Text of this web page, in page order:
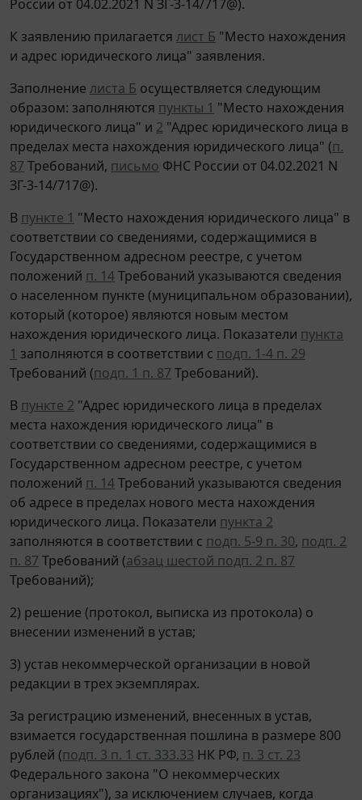
России от 04.02.2021 N ЗГ-3-14/717@).
К заявлению прилагается лист Б "Место нахождения
и адрес юридического лица" заявления.
Заполнение листа Б осуществляется следующим
образом: заполняются пункты 1 "Место нахождения
юридического лица" и 2 "Адрес юридического лица в
пределах места нахождения юридического лица" (п.
87 Требований, письмо ФНС России от 04.02.2021 N
ЗГ-3-14/717@).
В пункте 1 "Место нахождения юридического лица" в
соответствии со сведениями, содержащимися в
Государственном адресном реестре, с учетом
положений п. 14Требований указываются сведения
о населенном пункте (муниципальном образовании),
который (которое) являются новым местом
нахождения юридического лица. Показатели пункта
1 заполняются в соответствии с подп. 1-4 п. 29
Требований (подп. 1 п. 87 Требований).
В пункте 2 "Адрес юридического лица в пределах
места нахождения юридического лица" в
соответствии со сведениями, содержащимися в
Государственном адресном реестре, с учетом
положений п. 14Требований указываются сведения
об адресе в пределах нового места нахождения
юридического лица. Показатели пункта 2
заполняются в соответствии с подп. 5-9 п. 30, подп. 2
п. 87 Требований (абзац шестой подп. 2 п. 87
Требований);
2) решение (протокол, выписка из протокола) о
внесении изменений в устав;
3) устав некоммерческой организации в новой
редакции в трех экземплярах.
За регистрацию изменений, внесенных в устав,
взимается государственная пошлина в размере 800
рублей (подп. 3 п. 1 ст. 333.33 НК РФ, п. 3 ст. 23
Федерального закона "О некоммерческих
организациях"), за исключением случаев, когда